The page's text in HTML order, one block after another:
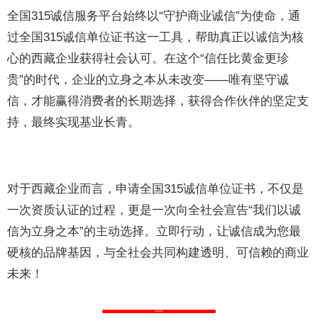
全国315诚信服务平台始终以“守护商业诚信”为使命，通
过全国315诚信单位证书这一工具，帮助真正以诚信为核
心的西藏企业获得社会认可。在这个“信任比黄金更珍
贵”的时代，企业的立身之本从未改变——唯有坚守诚
信，才能赢得消费者的长期选择，获得合作伙伴的坚定支
持，最终实现基业长青。
对于西藏企业而言，申请全国315诚信单位证书，不仅是
一次资质认证的过程，更是一次向全社会宣告“我们以诚
信为立身之本”的主动选择。立即行动，让诚信成为您最
硬核的品牌基因，与全社会共同构建透明、可信赖的商业
未来！
返回列表